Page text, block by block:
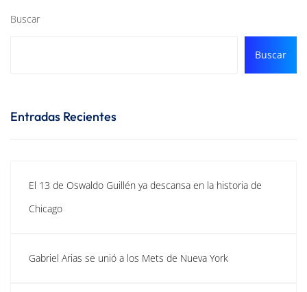
Buscar
Buscar
Entradas Recientes
El 13 de Oswaldo Guillén ya descansa en la historia de
Chicago
Gabriel Arias se unió a los Mets de Nueva York